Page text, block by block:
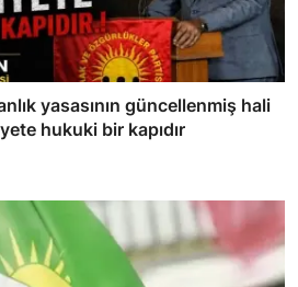
yasasının güncellenmiş hali
hukuki bir kapıdır